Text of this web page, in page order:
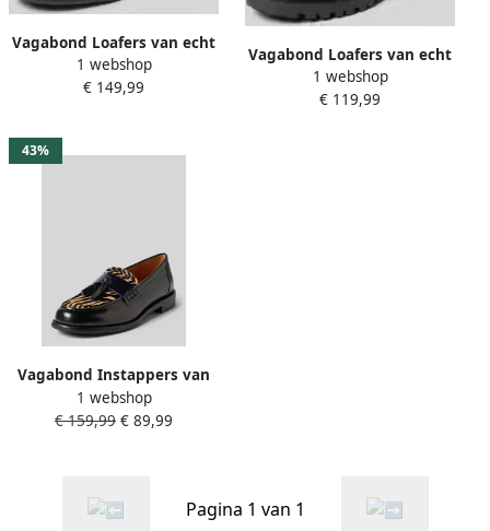
Vagabond Loafers van echt
rundleer model 'LINN'
1 webshop
€ 149,99
Vagabond Loafers van echt
rundleer model 'KENOVA'
1 webshop
€ 119,99
43%
Vagabond Instappers van
runderleer model 'LINN'
1 webshop
€ 159,99 € 89,99
Pagina 1 van 1